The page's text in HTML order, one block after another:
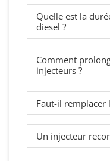
Quelle est la
diesel ?
Comment
injecteurs ?
Faut-il remplacer
Un injecteur